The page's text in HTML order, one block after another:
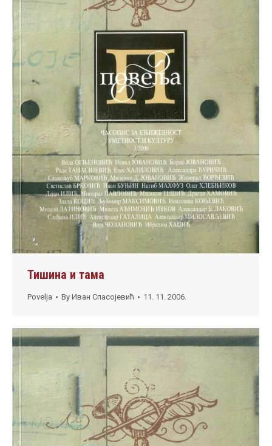
Тишина и тама
Povelja By Иван Спасојевић 11. 11. 2006.